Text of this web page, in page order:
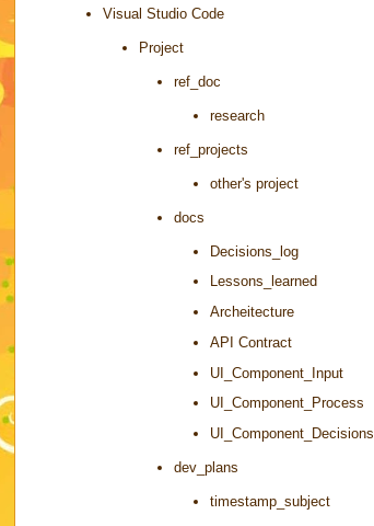
Visual Studio Code
Project
ref_doc
research
ref_projects
other's project
docs
Decisions_log
Lessons_learned
Archeitecture
API Contract
UI_Component_Input
UI_Component_Process
UI_Component_Decisions
dev_plans
timestamp_subject